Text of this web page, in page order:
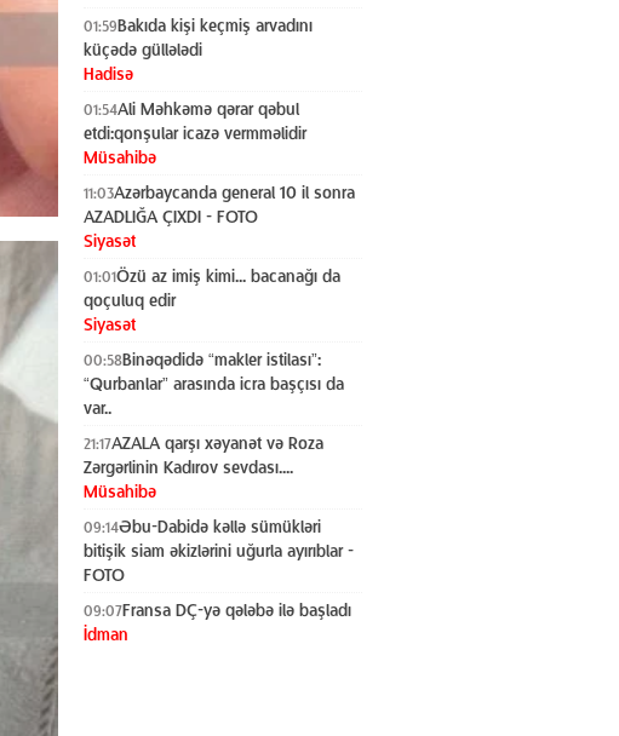
01:59Bakıda kişi keçmiş arvadını
küçədə güllələdi
Hadisə
01:54Ali Məhkəmə qərar qəbul
etdi:qonşular icazə vermməlidir
Müsahibə
11:03Azərbaycanda general 10 il sonra
AZADLIĞA ÇIXDI - FOTO
Siyasət
01:01Özü az imiş kimi... bacanağı da
qoçuluq edir
Siyasət
00:58Binəqədidə “makler istilası”:
“Qurbanlar” arasında icra başçısı da
var..
Siyasət
21:17AZALA qarşı xəyanət və Roza
Zərgərlinin Kadırov sevdası....
Müsahibə
09:14Əbu-Dabidə kəllə sümükləri
bitişik siam əkizlərini uğurla ayırıblar -
FOTO
Dünya
09:07Fransa DÇ-yə qələbə ilə başladı
İdman